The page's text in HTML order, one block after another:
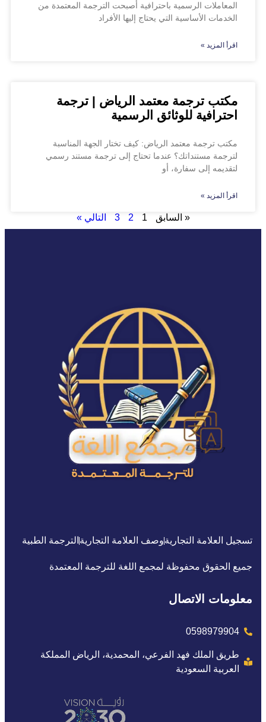
المعاملات الرسمية باحترافية أصبحت الترجمة المعتمدة من
الخدمات الأساسية التي يحتاج إليها الأفراد
اقرأ المزيد »
مكتب ترجمة معتمد الرياض | ترجمة
احترافية للوثائق الرسمية
مكتب ترجمة معتمد الرياض: كيف تختار الجهة المناسبة
لترجمة مستنداتك؟ عندما تحتاج إلى ترجمة مستند رسمي
لتقديمه إلى سفارة، أو
اقرأ المزيد »
« السابق 1
2
3 التالي »
تسجيل العلامة التجاريةوصف العلامة التجارية الترجمة الطبية
جميع الحقوق محفوظة لمجمع اللغة للترجمة المعتمدة
معلومات الاتصال
0598979904
طريق الملك فهد الفرعي، المحمدية، الرياض المملكة
العربية السعودية